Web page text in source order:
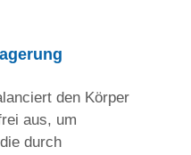
den Körper
aus, um
durch